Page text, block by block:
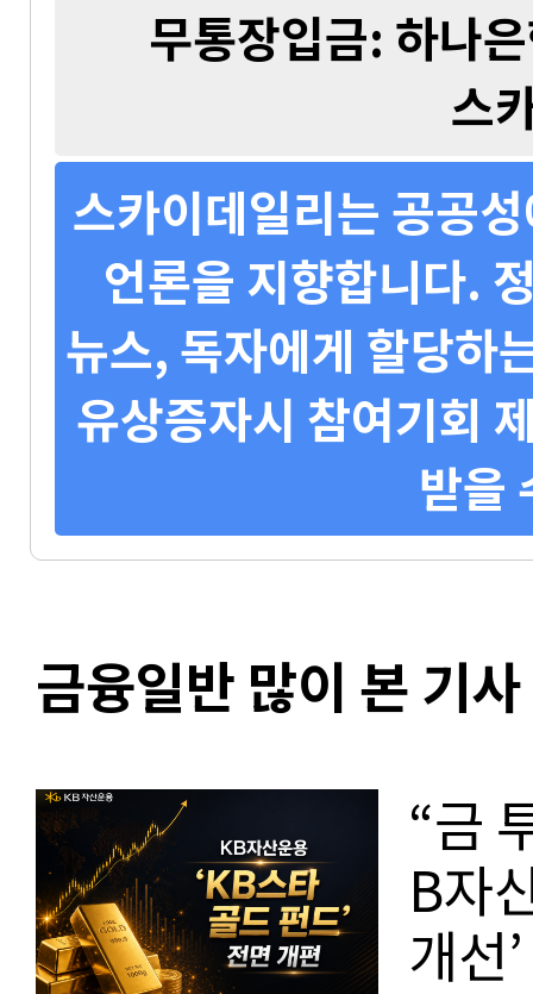
무통장입금: 하나
스
스카이데일리는 공공
언론을 지향합니다.
뉴스, 독자에게 할당하
유상증자시 참여기회
받을
금융일반 많이 본 기사
“금
B자
개선’